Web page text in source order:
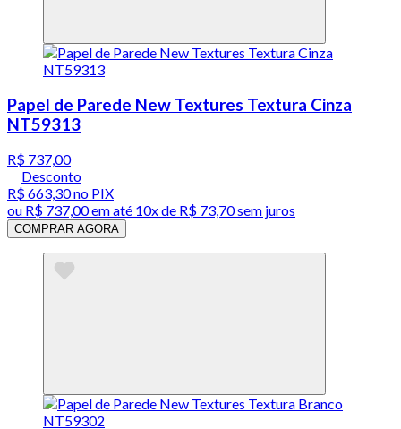
Papel de Parede New Textures Textura Cinza
NT59313
R$ 737,00
Desconto
R$ 663,30no PIX
ou R$ 737,00em até 10x de R$ 73,70 sem juros
COMPRAR AGORA